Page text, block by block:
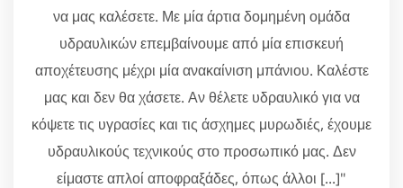
να μας καλέσετε. Με μία άρτια δομημένη ομάδα
υδραυλικών επεμβαίνουμε από μία επισκευή
αποχέτευσης μέχρι μία ανακαίνιση μπάνιου. Καλέστε
μας και δεν θα χάσετε. Αν θέλετε υδραυλικό για να
κόψετε τις υγρασίες και τις άσχημες μυρωδιές, έχουμε
υδραυλικούς τεχνικούς στο προσωπικό μας. Δεν
είμαστε απλοί αποφραξάδες, όπως άλλοι [...]"